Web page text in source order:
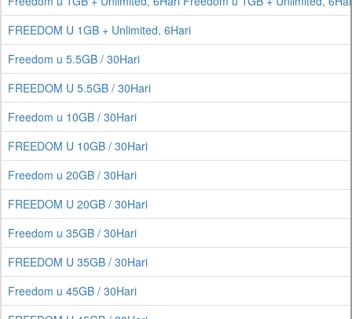
FREEDOM U 1GB + Unlimited, 6Hari
Freedom u 5.5GB / 30Hari
FREEDOM U 5.5GB / 30Hari
Freedom u 10GB / 30Hari
FREEDOM U 10GB / 30Hari
Freedom u 20GB / 30Hari
FREEDOM U 20GB / 30Hari
Freedom u 35GB / 30Hari
FREEDOM U 35GB / 30Hari
Freedom u 45GB / 30Hari